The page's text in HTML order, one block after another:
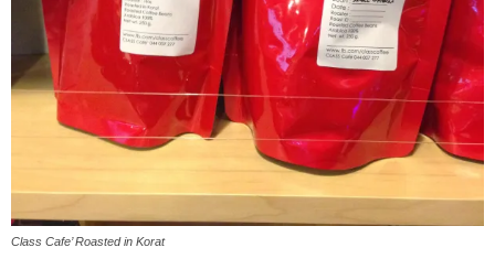
Class Cafe’ Roasted in Korat